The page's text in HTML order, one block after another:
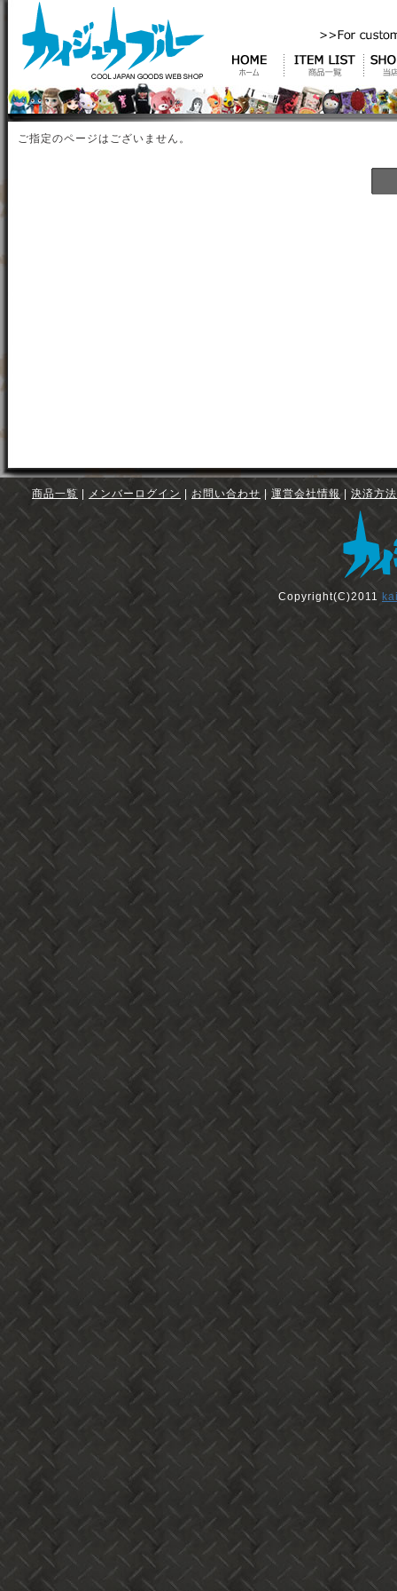
ご指定のページはございません。
商品一覧 メンバーログイン お問い合わせ 運営会社情報| 決済方
Copyright(C)2011